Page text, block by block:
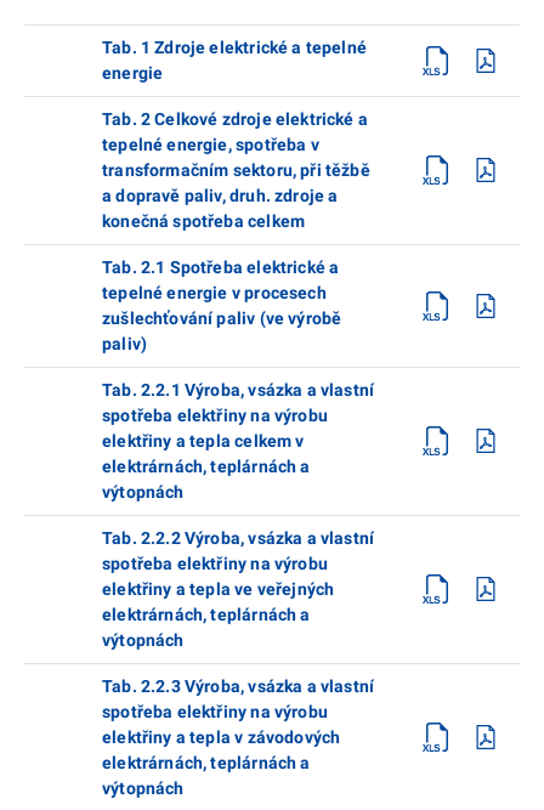
Tab. 1 Zdroje elektrické a tepelné
energie
Tab. 2 Celkové zdroje elektrické a
tepelné energie, spotřeba v
transformačním sektoru, při těžbě
a dopravě paliv, druh. zdroje a
konečná spotřeba celkem
Tab. 2.1 Spotřeba elektrické a
tepelné energie v procesech
zušlechťování paliv (ve výrobě
paliv)
Tab. 2.2.1 Výroba, vsázka a vlastní
spotřeba elektřiny na výrobu
elektřiny a tepla celkem v
elektrárnách, teplárnách a
výtopnách
Tab. 2.2.2 Výroba, vsázka a vlastní
spotřeba elektřiny na výrobu
elektřiny a tepla ve veřejných
elektrárnách, teplárnách a
výtopnách
Tab. 2.2.3 Výroba, vsázka a vlastní
spotřeba elektřiny na výrobu
elektřiny a tepla v závodových
elektrárnách, teplárnách a
výtopnách